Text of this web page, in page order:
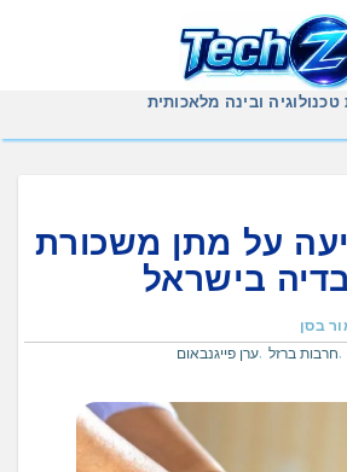
ובינה מלאכותית
על מתן משכורת
בישראל
בסן
חרבות ברזל ערן פייגנבאום